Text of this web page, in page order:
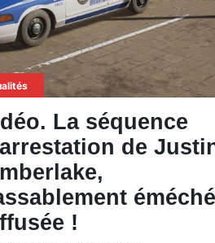
La séquence
de
!